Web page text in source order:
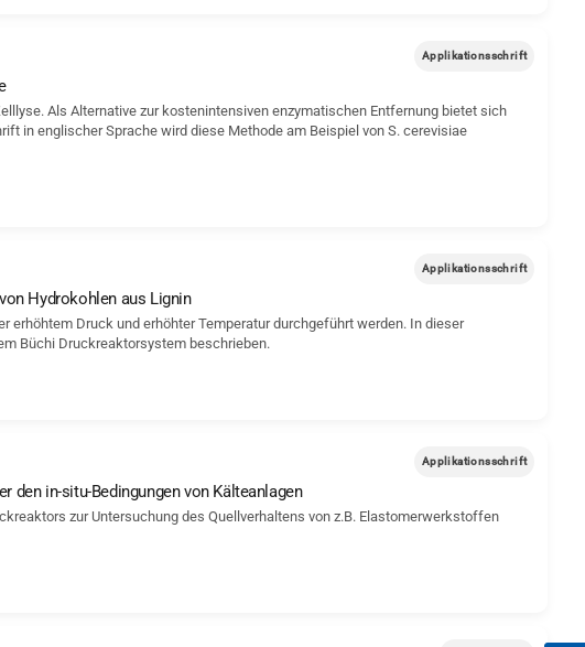
Applikationsschrift
Als Alternative zur kostenintensiven enzymatischen Entfernung bietet sich
in englischer Sprache wird diese Methode am Beispiel von S. cerevisiae
Applikationsschrift
Hydrokohlen aus Lignin
erhöhtem Druck und erhöhter Temperatur durchgeführt werden. In dieser
Büchi Druckreaktorsystem beschrieben.
Applikationsschrift
den in-situ-Bedingungen von Kälteanlagen
zur Untersuchung des Quellverhaltens von z.B. Elastomerwerkstoffen